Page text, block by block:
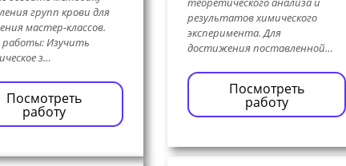
групп крови для
мастер-классов.
работы: Изучить
з…
Посмотреть
работу
результатов химического
эксперимента. Для
достижения поставленной…
Посмотреть
работу